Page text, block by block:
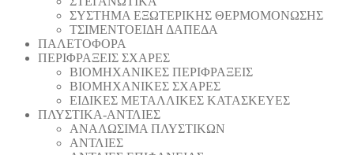
ΣΥΣΤΗΜΑ ΕΞΩΤΕΡΙΚΗΣ ΘΕΡΜΟΜΟΝΩΣΗΣ
ΤΣΙΜΕΝΤΟΕΙΔΗ ΔΑΠΕΔΑ
ΠΑΛΕΤΟΦΟΡΑ
ΠΕΡΙΦΡΑΞΕΙΣ ΣΧΑΡΕΣ
ΒΙΟΜΗΧΑΝΙΚΕΣ ΠΕΡΙΦΡΑΞΕΙΣ
ΒΙΟΜΗΧΑΝΙΚΕΣ ΣΧΑΡΕΣ
ΕΙΔΙΚΕΣ ΜΕΤΑΛΛΙΚΕΣ ΚΑΤΑΣΚΕΥΕΣ
ΠΛΥΣΤΙΚΑ-ΑΝΤΛΙΕΣ
ΑΝΑΛΩΣΙΜΑ ΠΛΥΣΤΙΚΩΝ
ΑΝΤΛΙΕΣ